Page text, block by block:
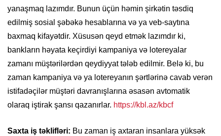
yanaşmaq lazımdır. Bunun üçün həmin şirkətin təsdiq
edilmiş sosial şəbəkə hesablarına və ya veb-saytına
baxmaq kifayətdir. Xüsusən qeyd etmək lazımdır ki,
bankların həyata keçirdiyi kampaniya və lotereyalar
zamanı müştərilərdən qeydiyyat tələb edilmir. Belə ki, bu
zaman kampaniya və ya lotereyanın şərtlərinə cavab verən
istifadəçilər müştəri davranışlarına əsasən avtomatik
olaraq iştirak şansı qazanırlar. https://kbl.az/kbcf
Saxta iş təklifləri: Bu zaman iş axtaran insanlara yüksək